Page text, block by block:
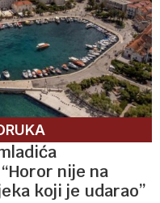
nije na
koji je udarao”